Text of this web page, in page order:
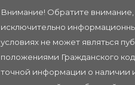
Внимание! Обратите
исключительно
условиях не может являться
положениями Гражданского
точной информации о наличии